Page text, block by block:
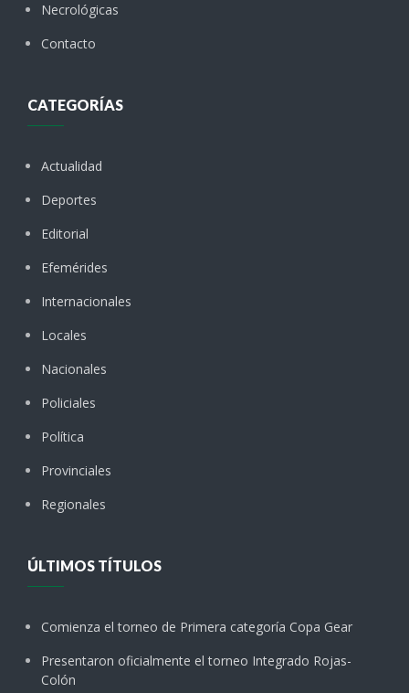
Necrológicas
Contacto
CATEGORÍAS
Actualidad
Deportes
Editorial
Efemérides
Internacionales
Locales
Nacionales
Policiales
Política
Provinciales
Regionales
ÚLTIMOS TÍTULOS
Comienza el torneo de Primera categoría Copa Gear
Presentaron oficialmente el torneo Integrado Rojas-
Colón